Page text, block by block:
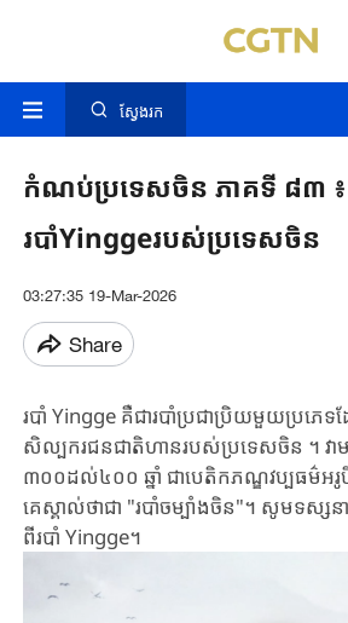
ស្វែងរក
កំណប់ប្រទេសចិន ភាគទី ៨៣ ៖
របាំYinggeរបស់ប្រទេសចិន
03:27:35 19-Mar-2026
Share
របាំ Yingge គឺជារបាំប្រជាប្រិយមួយប្រភេ
សិល្បករជនជាតិហានរបស់ប្រទេសចិន ។ វាមា
៣០០ដល់៤០០ ឆ្នាំ ជាបេតិកភណ្ឌវប្បធម៌អ
គេស្គាល់ថាជា "របាំចម្បាំងចិន"។ សូមទស្ស
ពីរបាំ Yingge។